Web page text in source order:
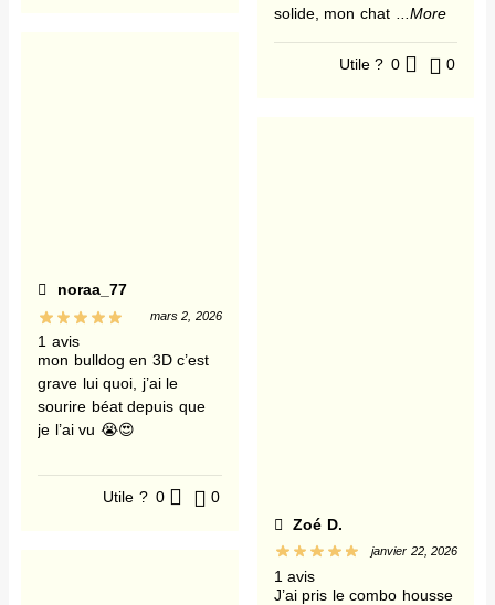
noraa_77
1 avis
mars 2, 2026
mon bulldog en 3D c’est
grave lui quoi, j’ai le
sourire béat depuis que
je l’ai vu 😭😍
Utile ? 0 0
solide, mon chat
...More
Utile ? 0 0
Zoé D.
1 avis
janvier 22, 2026
J’ai pris le combo housse